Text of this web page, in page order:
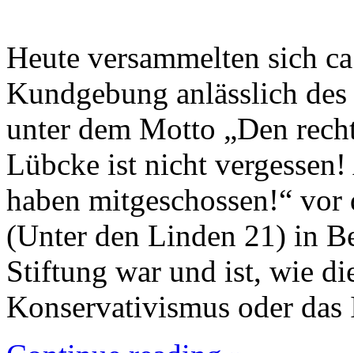
Heute versammelten sich
Kundgebung anlässlich
unter dem Motto „Den
Lübcke ist nicht
haben mitgeschossen!“
(Unter den Linden 21) in
Stiftung war und ist, wie
Konservativismus oder